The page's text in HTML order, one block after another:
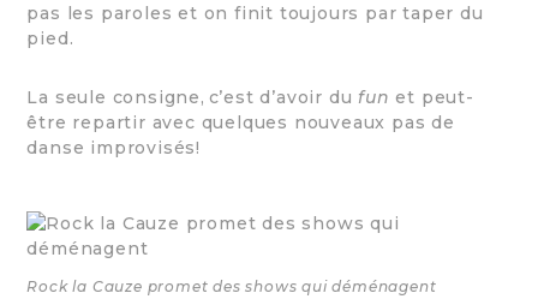
pas les paroles et on finit toujours par taper du
pied.
La seule consigne, c’est d’avoir du fun et peut-
être repartir avec quelques nouveaux pas de
danse improvisés!
Rock la Cauze promet des shows qui déménagent